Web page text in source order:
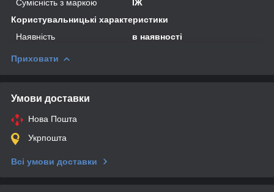
Сумісність з маркою
ІЖ
Користувальницькі характеристики
Наявність
в наявності
Приховати
Умови доставки
Нова Пошта
Укрпошта
Всі умови доставки